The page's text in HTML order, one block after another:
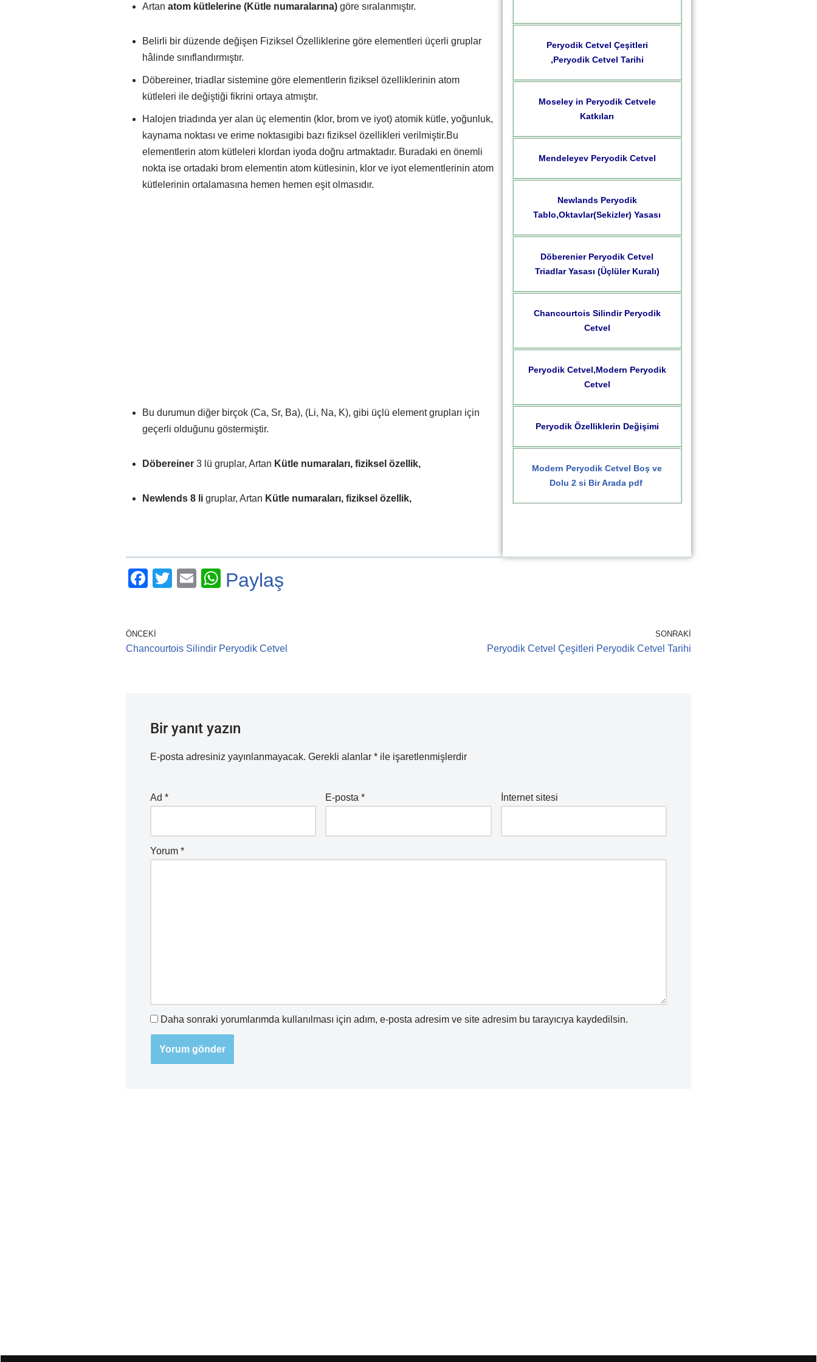
Artan atom kütlelerine (Kütle numaralarına) göre sıralanmıştır.
Belirli bir düzende değişen Fiziksel Özelliklerine göre elementleri üçerli gruplar
hâlinde sınıflandırmıştır.
Döbereiner, triadlar sistemine göre elementlerin fiziksel özelliklerinin atom
kütleleri ile değiştiği fikrini ortaya atmıştır.
Halojen triadında yer alan üç elementin (klor, brom ve iyot) atomik kütle, yoğunluk,
kaynama noktası ve erime noktasıgibi bazı fiziksel özellikleri verilmiştir.Bu
elementlerin atom kütleleri klordan iyoda doğru artmaktadır. Buradaki en önemli
nokta ise ortadaki brom elementin atom kütlesinin, klor ve iyot elementlerinin atom
kütlelerinin ortalamasına hemen hemen eşit olmasıdır.
Bu durumun diğer birçok (Ca, Sr, Ba), (Li, Na, K), gibi üçlü element grupları için
geçerli olduğunu göstermiştir.
Döbereiner3 lü gruplar, Artan Kütle numaraları, fiziksel özellik,
Newlends 8 li gruplar, Artan Kütle numaraları, fiziksel özellik,
Peryodik Cetvel Çeşitleri
,Peryodik Cetvel Tarihi
Moseley in Peryodik Cetvele
Katkıları
Mendeleyev Peryodik Cetvel
Newlands Peryodik
Tablo,Oktavlar(Sekizler) Yasası
Döberenier Peryodik Cetvel
Triadlar Yasası (Üçlüler Kuralı)
Chancourtois Silindir Peryodik
Cetvel
Peryodik Cetvel,Modern Peryodik
Cetvel
Peryodik Özelliklerin Değişimi
Modern Peryodik Cetvel Boş ve
Dolu 2 si Bir Arada pdf
F
e
b
T
E
W
A
Paylaş
ÖNCEKI
Chancourtois Silindir Peryodik Cetvel
SONRAKI
Peryodik Cetvel Çeşitleri Peryodik Cetvel Tarihi
Bir yanıt yazın
E-posta adresiniz yayınlanmayacak. Gerekli alanlar *ile işaretlenmişlerdir
Ad * E-posta* İnternet sitesi
Yorum *
Daha sonraki yorumlarımda kullanılması için adım, e-posta adresim ve site adresim bu tarayıcıya kaydedilsin.